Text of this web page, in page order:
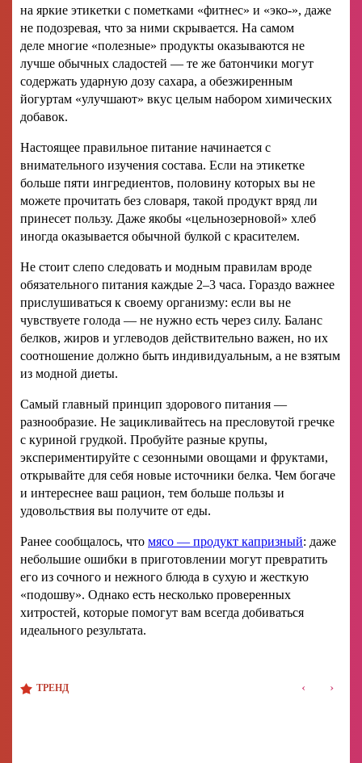
на яркие этикетки с пометками «фитнес» и «эко-», даже
не подозревая, что за ними скрывается. На самом
деле многие «полезные» продукты оказываются не
лучше обычных сладостей — те же батончики могут
содержать ударную дозу сахара, а обезжиренным
йогуртам «улучшают» вкус целым набором химических
добавок.
Настоящее правильное питание начинается с
внимательного изучения состава. Если на этикетке
больше пяти ингредиентов, половину которых вы не
можете прочитать без словаря, такой продукт вряд ли
принесет пользу. Даже якобы «цельнозерновой» хлеб
иногда оказывается обычной булкой с красителем.
Не стоит слепо следовать и модным правилам вроде
обязательного питания каждые 2–3 часа. Гораздо важнее
прислушиваться к своему организму: если вы не
чувствуете голода — не нужно есть через силу. Баланс
белков, жиров и углеводов действительно важен, но их
соотношение должно быть индивидуальным, а не взятым
из модной диеты.
Самый главный принцип здорового питания —
разнообразие. Не зацикливайтесь на пресловутой гречке
с куриной грудкой. Пробуйте разные крупы,
экспериментируйте с сезонными овощами и фруктами,
открывайте для себя новые источники белка. Чем богаче
и интереснее ваш рацион, тем больше пользы и
удовольствия вы получите от еды.
Ранее сообщалось, что мясо — продукт капризный: даже
небольшие ошибки в приготовлении могут превратить
его из сочного и нежного блюда в сухую и жесткую
«подошву». Однако есть несколько проверенных
хитростей, которые помогут вам всегда добиваться
идеального результата.
ТРЕНД ‹ ›